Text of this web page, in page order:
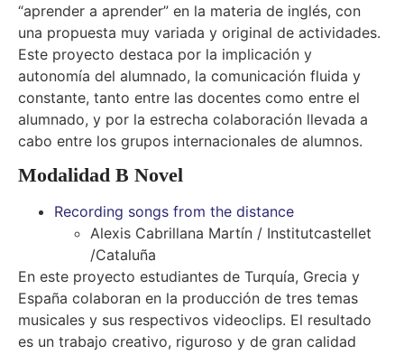
“aprender a aprender” en la materia de inglés, con
una propuesta muy variada y original de actividades.
Este proyecto destaca por la implicación y
autonomía del alumnado, la comunicación fluida y
constante, tanto entre las docentes como entre el
alumnado, y por la estrecha colaboración llevada a
cabo entre los grupos internacionales de alumnos.
Modalidad B Novel
Recording songs from the distance
Alexis Cabrillana Martín / Institutcastellet
/Cataluña
En este proyecto estudiantes de Turquía, Grecia y
España colaboran en la producción de tres temas
musicales y sus respectivos videoclips. El resultado
es un trabajo creativo, riguroso y de gran calidad